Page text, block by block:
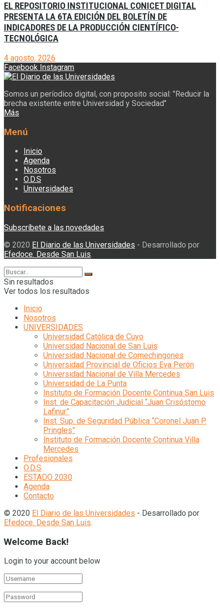
EL REPOSITORIO INSTITUCIONAL CONICET DIGITAL
PRESENTA LA 6TA EDICIÓN DEL BOLETÍN DE
INDICADORES DE LA PRODUCCIÓN CIENTÍFICO-
TECNOLÓGICA
4 agosto, 2026
Facebook Instagram
Somos un períodico digital, con proposito social: "Reducir la
brecha existente entre Universidad y Sociedad"
Más
Menú
Inicio
Agenda
Nosotros
O.D.S
Universidades
Notificaciones
Subscríbete a las novedades
© 2020 El Diario de las Universidades - Desarrollado por
Efedoce. Desde San Luis.
Sin resultados
Ver todos los resultados
Inicio
Nosotros
UNIVERSIDADES
Universidad Católica de Cuyo
Universidad Nacional de San Luis
Universidad Nacional de Comechingones
Universidad Provincial de Oficios Eva Perón
Universidad Nacional de Villa Mercedes
Universidad de La Punta
Instituto de Formación Docente Continua San Luis
Inst. de Capacitación Judicial “Juan Crisóstomo
Lafinur”
Inst. Sup. de Seguridad Pública “Coronel Juan P.
Pringles”
Instituto de Formación Docente Continua Villa
Mercedes
Profesionales
O.D.S
ESTADO 2030
Agenda
Contacto
© 2020 El Diario de las Universidades - Desarrollado por
Efedoce. Desde San Luis.
Welcome Back!
Login to your account below